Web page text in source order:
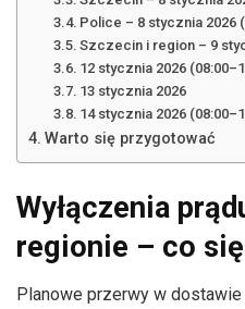
Police – 8 stycznia 2026
Szczecin i region – 9
12 stycznia 2026
13 stycznia 2026
14 stycznia 2026
Warto się przygotować
Wyłączenia
regionie – co
Planowe przerwy w dostawie